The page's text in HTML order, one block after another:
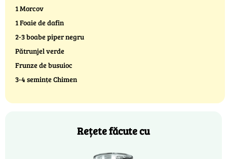
1 Morcov
1 Foaie de dafin
2-3 boabe piper negru
Pătrunjel verde
Frunze de busuioc
3-4 semințe Chimen
Rețete făcute cu